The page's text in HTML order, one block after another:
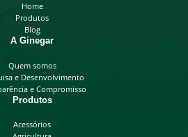
Home
Produtos
Blog
A Ginegar
Quem somos
e Desenvolvimento
e Compromisso
Produtos
Acessórios